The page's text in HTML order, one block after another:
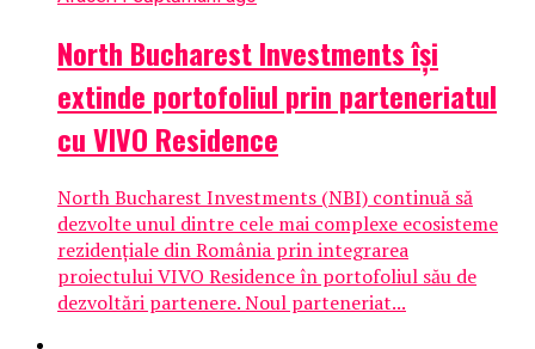
North Bucharest Investments își
extinde portofoliul prin parteneriatul
cu VIVO Residence
North Bucharest Investments (NBI) continuă să
dezvolte unul dintre cele mai complexe ecosisteme
rezidențiale din România prin integrarea
proiectului VIVO Residence în portofoliul său de
dezvoltări partenere. Noul parteneriat...